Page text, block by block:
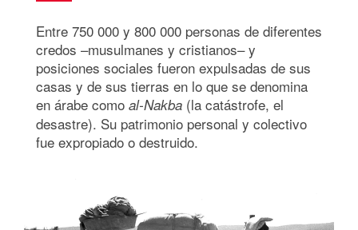
Entre 750 000 y 800 000 personas de diferentes
credos –musulmanes y cristianos– y
posiciones sociales fueron expulsadas de sus
casas y de sus tierras en lo que se denomina
en árabe como al-Nakba (la catástrofe, el
desastre). Su patrimonio personal y colectivo
fue expropiado o destruido.